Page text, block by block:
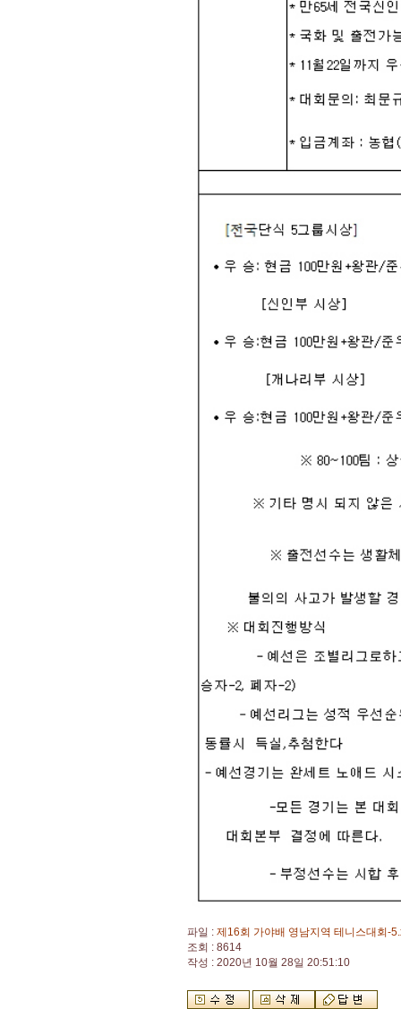
파일 : 제16회 가야배 영남지역 테니스대회-
조회 : 8614
작성 : 2020년 10월 28일 20:51:10